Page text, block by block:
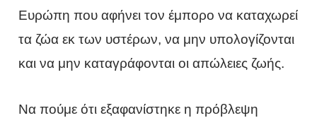
Ευρώπη που αφήνει τον έμπορο να καταχωρεί
τα ζώα εκ των υστέρων, να μην υπολογίζονται
και να μην καταγράφονται οι απώλειες ζωής.
Να πούμε ότι εξαφανίστηκε η πρόβλεψη